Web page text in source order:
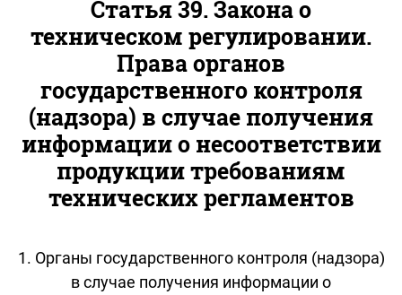
Статья 39. Закона о
техническом регулировании.
Права органов
государственного контроля
(надзора) в случае получения
информации о несоответствии
продукции требованиям
технических регламентов
1. Органы государственного контроля (надзора)
в случае получения информации о